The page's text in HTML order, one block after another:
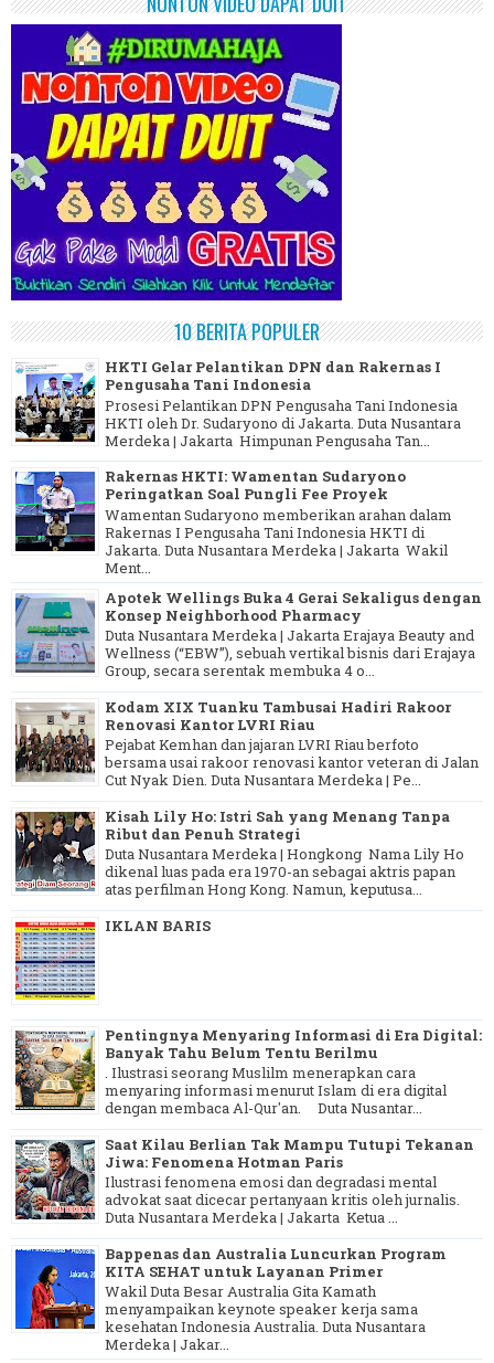
10 BERITA POPULER
HKTI Gelar Pelantikan DPN dan Rakernas I
Pengusaha Tani Indonesia
Prosesi Pelantikan DPN Pengusaha Tani Indonesia
HKTI oleh Dr. Sudaryono di Jakarta. Duta Nusantara
Merdeka | Jakarta Himpunan Pengusaha Tan...
Rakernas HKTI: Wamentan Sudaryono
Peringatkan Soal Pungli Fee Proyek
Wamentan Sudaryono memberikan arahan dalam
Rakernas I Pengusaha Tani Indonesia HKTI di
Jakarta. Duta Nusantara Merdeka | Jakarta Wakil
Ment...
Apotek Wellings Buka 4 Gerai Sekaligus dengan
Konsep Neighborhood Pharmacy
Duta Nusantara Merdeka | Jakarta Erajaya Beauty and
Wellness (“EBW”), sebuah vertikal bisnis dari Erajaya
Group, secara serentak membuka 4 o...
Kodam XIX Tuanku Tambusai Hadiri Rakoor
Renovasi Kantor LVRI Riau
Pejabat Kemhan dan jajaran LVRI Riau berfoto
bersama usai rakoor renovasi kantor veteran di Jalan
Cut Nyak Dien. Duta Nusantara Merdeka | Pe...
Kisah Lily Ho: Istri Sah yang Menang Tanpa
Ribut dan Penuh Strategi
Duta Nusantara Merdeka | Hongkong Nama Lily Ho
dikenal luas pada era 1970-an sebagai aktris papan
atas perfilman Hong Kong. Namun, keputusa...
IKLAN BARIS
Pentingnya Menyaring Informasi di Era Digital:
Banyak Tahu Belum Tentu Berilmu
. Ilustrasi seorang Muslilm menerapkan cara
menyaring informasi menurut Islam di era digital
dengan membaca Al-Qur'an. Duta Nusantar...
Saat Kilau Berlian Tak Mampu Tutupi Tekanan
Jiwa: Fenomena Hotman Paris
Ilustrasi fenomena emosi dan degradasi mental
advokat saat dicecar pertanyaan kritis oleh jurnalis.
Duta Nusantara Merdeka | Jakarta Ketua ...
Bappenas dan Australia Luncurkan Program
KITA SEHAT untuk Layanan Primer
Wakil Duta Besar Australia Gita Kamath
menyampaikan keynote speaker kerja sama
kesehatan Indonesia Australia. Duta Nusantara
Merdeka | Jakar...